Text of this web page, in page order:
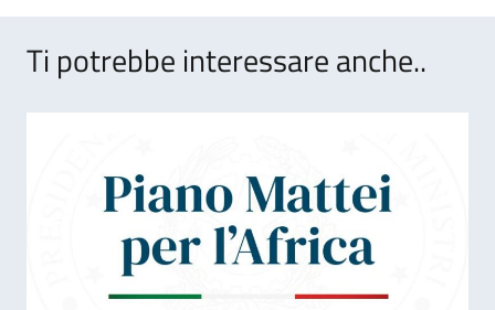
Ti potrebbe interessare anche..